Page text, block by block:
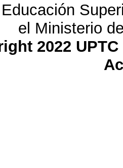
el Ministerio
2022